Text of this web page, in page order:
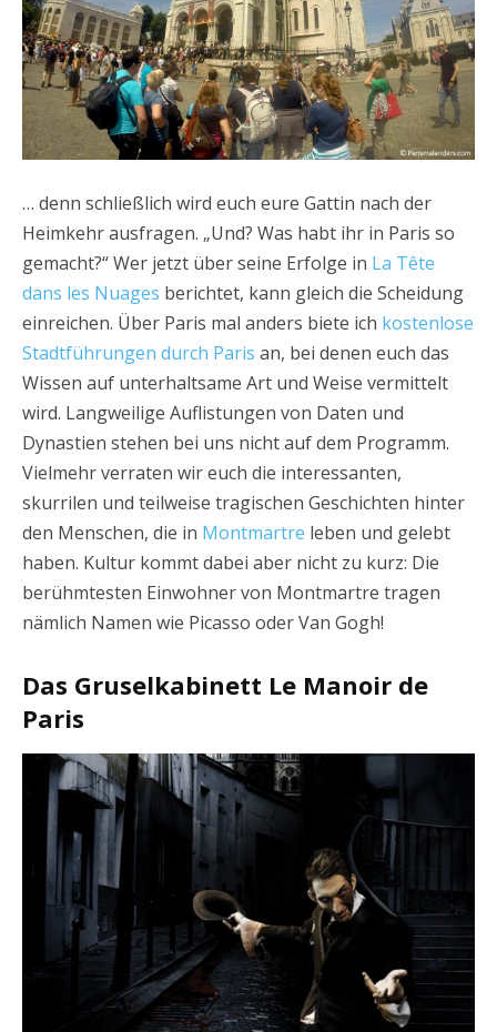
… denn schließlich wird euch eure Gattin nach der
Heimkehr ausfragen. „Und? Was habt ihr in Paris so
gemacht?“ Wer jetzt über seine Erfolge in La Tête
dans les Nuages berichtet, kann gleich die Scheidung
einreichen. Über Paris mal anders biete ich kostenlose
Stadtführungen durch Paris an, bei denen euch das
Wissen auf unterhaltsame Art und Weise vermittelt
wird. Langweilige Auflistungen von Daten und
Dynastien stehen bei uns nicht auf dem Programm.
Vielmehr verraten wir euch die interessanten,
skurrilen und teilweise tragischen Geschichten hinter
den Menschen, die in Montmartre leben und gelebt
haben. Kultur kommt dabei aber nicht zu kurz: Die
berühmtesten Einwohner von Montmartre tragen
nämlich Namen wie Picasso oder Van Gogh!
Das Gruselkabinett Le Manoir de
Paris